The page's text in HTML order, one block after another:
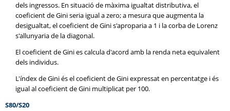
dels ingressos. En situació de màxima igualtat distributiva, el
coeficient de Gini seria igual a zero; a mesura que augmenta la
desigualtat, el coeficient de Gini s'aproparia a 1 i la corba de Lorenz
s'allunyaria de la diagonal.
El coeficient de Gini es calcula d'acord amb la renda neta equivalent
dels individus.
L'índex de Gini és el coeficient de Gini expressat en percentatge i és
igual al coeficient de Gini multiplicat per 100.
S80/S20